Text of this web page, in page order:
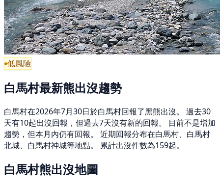
低風險
白馬村最新熊出沒趨勢
白馬村在2026年7月30日於白馬村回報了黑熊出沒。 過去30
天有10起出沒回報，但過去7天沒有新的回報。 目前不是增加
趨勢，但本月內仍有回報。 近期回報分布在白馬村、白馬村
北城、白馬村神城等地點。 累計出沒件數為159起。
白馬村熊出沒地圖